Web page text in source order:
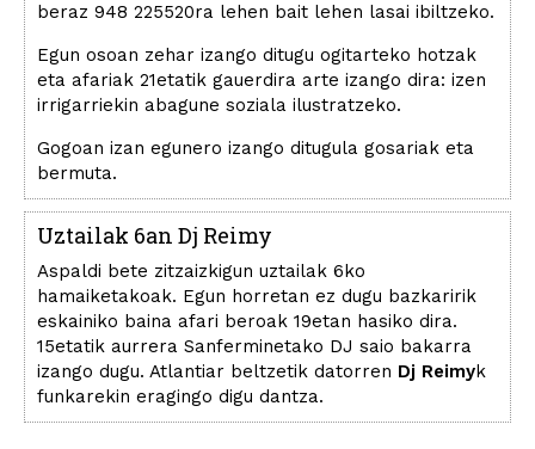
beraz 948 225520ra lehen bait lehen lasai ibiltzeko.
Egun osoan zehar izango ditugu ogitarteko hotzak
eta afariak 21etatik gauerdira arte izango dira: izen
irrigarriekin abagune soziala ilustratzeko.
Gogoan izan egunero izango ditugula gosariak eta
bermuta.
Uztailak 6an Dj Reimy
Aspaldi bete zitzaizkigun uztailak 6ko
hamaiketakoak. Egun horretan ez dugu bazkaririk
eskainiko baina afari beroak 19etan hasiko dira.
15etatik aurrera Sanferminetako DJ saio bakarra
izango dugu. Atlantiar beltzetik datorren Dj Reimyk
funkarekin eragingo digu dantza.